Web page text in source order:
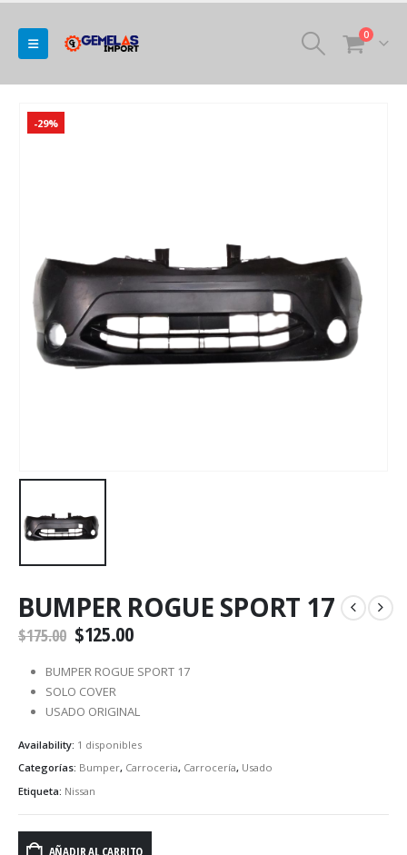
0
-29%
BUMPER ROGUE SPORT 17
$175.00 $125.00
BUMPER ROGUE SPORT 17
SOLO COVER
USADO ORIGINAL
Availability: 1 disponibles
Categorías: Bumper, Carroceria, Carrocería, Usado
Etiqueta: Nissan
AÑADIR AL CARRITO